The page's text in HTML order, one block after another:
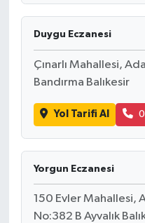
Duygu Eczanesi
Çınarlı Mahallesi,
Bandırma Balıkesir
Yol Tarifi Al
Yorgun Eczanesi
150 Evler Mahallesi,
No:382 B Ayvalık